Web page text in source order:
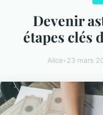
Devenir
étapes clés
Alice•23 mars